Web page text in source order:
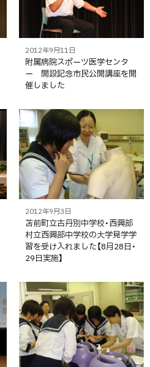
2012年9月11日
附属病院スポーツ医学センタ
ー 開設記念市民公開講座を開
催しました
2012年9月3日
苫前町立古丹別中学校・西興部
村立西興部中学校の大学見学学
習を受け入れました【8月28日・
29日実施】